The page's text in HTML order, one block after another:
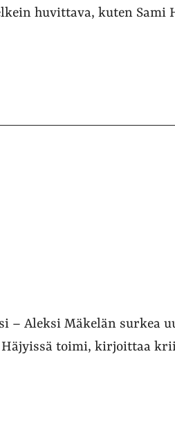
huvittava, kuten Sami
– Aleksi Mäkelän surkea
Häjyissä toimi, kirjoittaa